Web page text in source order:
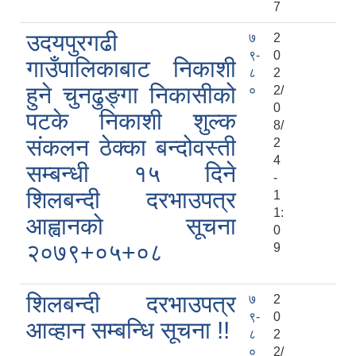
7
उदयपुरगढी
गाउँपालिकाबाट निकाशी
हुने चुनढुङ्गा निकासीको
पटके निकाशी शुल्क
संकलन ठेक्का बन्दोवस्ती
सम्बन्धी १५ दिने
शिलबन्दी दरभाउपत्र
आह्वानको सूचना
२०७९+०५+०८
७
९-
८
०
2
0
2
2/
0
8/
2
4
-
1
1:
0
9
शिलबन्दी दरभाउपत्र
आव्हान सम्बन्धि सूचना !!
७
९-
८
०
2
0
2
2/